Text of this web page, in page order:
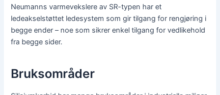
Neumanns varmevekslere av SR-typen har et
ledeakselstøttet ledesystem som gir tilgang for rengjøring i
begge ender – noe som sikrer enkel tilgang for vedlikehold
fra begge sider.
Bruksområder